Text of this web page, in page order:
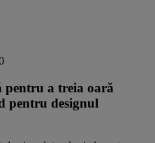
pentru a treia oară
pentru designul